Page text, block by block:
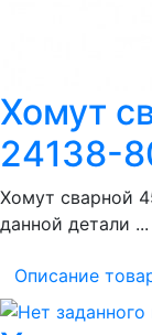
Хомут
24138-
Хомут сварной
данной детали ...
Описание